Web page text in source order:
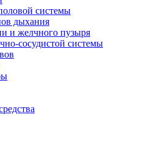
системы
дыхания
и желчного пузыря
сосудистой системы